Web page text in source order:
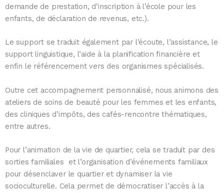
demande de prestation, d’inscription à l’école pour les
enfants, de déclaration de revenus, etc.).
Le support se traduit également par l’écoute, l’assistance, le
support linguistique, l’aide à la planification financière et
enfin le référencement vers des organismes spécialisés.
Outre cet accompagnement personnalisé, nous animons des
ateliers de soins de beauté pour les femmes et les enfants,
des cliniques d’impôts, des cafés-rencontre thématiques,
entre autres.
Pour l’animation de la vie de quartier, cela se traduit par des
sorties familiales et l’organisation d’événements familiaux
pour désenclaver le quartier et dynamiser la vie
socioculturelle. Cela permet de démocratiser l’accès à la